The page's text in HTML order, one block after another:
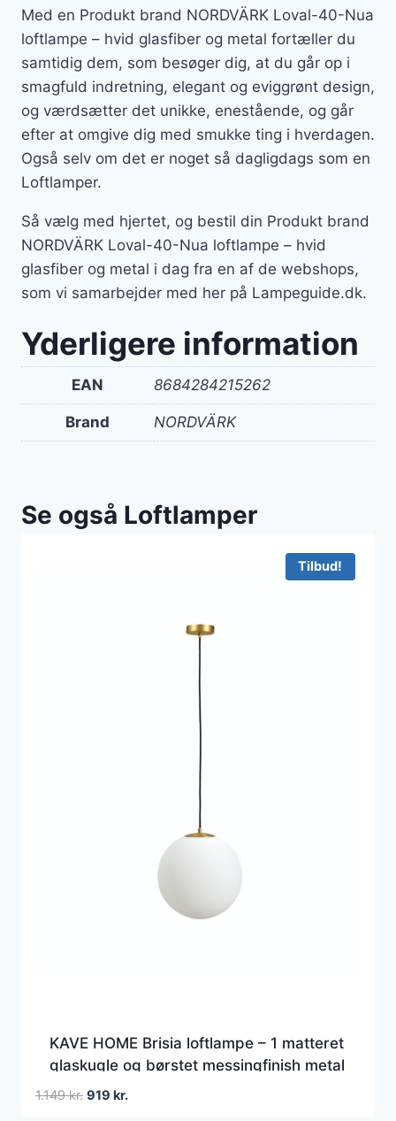
Med en Produkt brand NORDVÄRK Loval-40-Nua
loftlampe – hvid glasfiber og metal fortæller du
samtidig dem, som besøger dig, at du går op i
smagfuld indretning, elegant og eviggrønt design,
og værdsætter det unikke, enestående, og går
efter at omgive dig med smukke ting i hverdagen.
Også selv om det er noget så dagligdags som en
Loftlamper.
Så vælg med hjertet, og bestil din Produkt brand
NORDVÄRK Loval-40-Nua loftlampe – hvid
glasfiber og metal i dag fra en af de webshops,
som vi samarbejder med her på Lampeguide.dk.
Yderligere information
EAN 8684284215262
Brand NORDVÄRK
Se også Loftlamper
Tilbud!
KAVE HOME Brisia loftlampe – 1 matteret
glaskugle og børstet messingfinish metal
(Ø30)
1.149kr. Den
919 kr.